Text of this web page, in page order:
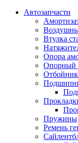
Автозапчасти
Втулка
Опора
Опорный
Пружины
Ремень